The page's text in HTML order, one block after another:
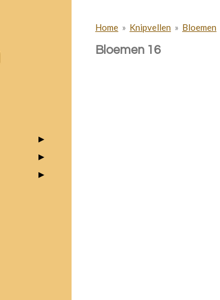
Home » Knipvellen » Bloemen
Bloemen 16